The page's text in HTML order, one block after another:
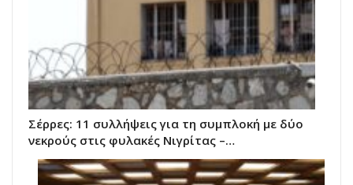
Σέρρες: 11 συλλήψεις για τη συμπλοκή με δύο
νεκρούς στις φυλακές Νιγρίτας –…